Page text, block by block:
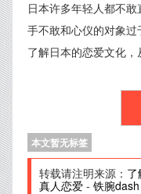
日本许多年轻人都不
手不敢和心仪的对象
了解日本的恋爱文化，
本文暂无标签
转载请注明来源：
真人恋爱 - 铁腕dash